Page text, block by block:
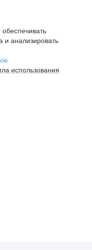
и анализировать
использования